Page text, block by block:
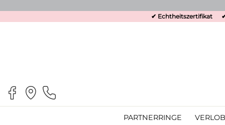
✔ Echtheitszertifikat
PARTNERRINGE